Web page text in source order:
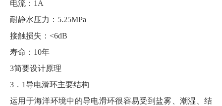
电流：1A
耐静水压力：5.25MPa
接触损失：<6dB
寿命：10年
3简要设计原理
3．1导电滑环主要结构
运用于海洋环境中的导电滑环很容易受到盐雾、潮湿、结